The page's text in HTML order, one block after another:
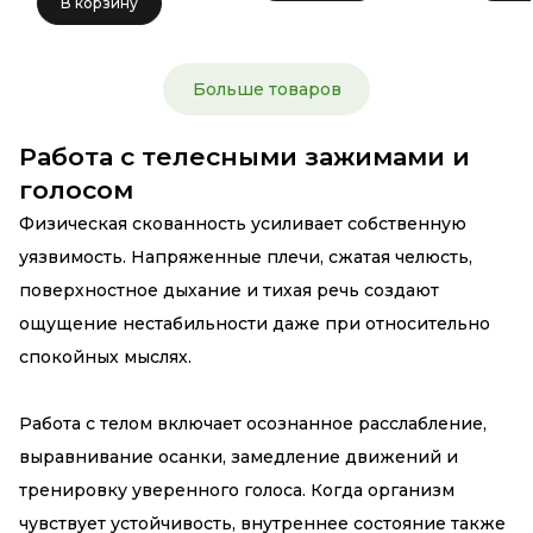
Больше товаров
Работа с телесными зажимами и
голосом
Физическая скованность усиливает собственную
уязвимость. Напряженные плечи, сжатая челюсть,
поверхностное дыхание и тихая речь создают
ощущение нестабильности даже при относительно
спокойных мыслях.
Работа с телом включает осознанное расслабление,
выравнивание осанки, замедление движений и
тренировку уверенного голоса. Когда организм
чувствует устойчивость, внутреннее состояние также